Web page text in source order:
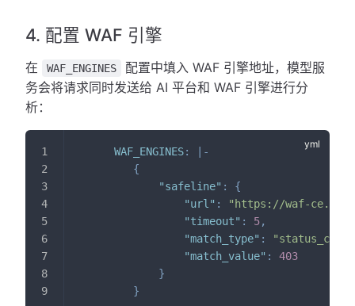
4. 配置 WAF 引擎
在 WAF_ENGINES
配置中填入 WAF 引擎地址，模型服
务会将请求同时发送给 AI 平台和 WAF 引擎进行分
析：
WAF_ENGINES:
-
{
"safeline" :
{
"url" :
"https://waf-
"timeout" : 5,
"match_type" :
"status_code"
"match_value" :
403
}
}